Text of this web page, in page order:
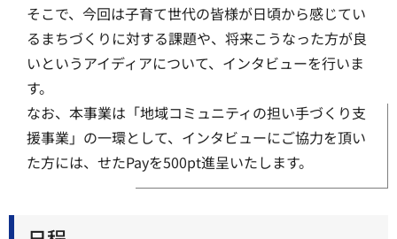
そこで、今回は子育て世代の皆様が日頃から感じてい
るまちづくりに対する課題や、将来こうなった方が良
いというアイディアについて、インタビューを行いま
す。
なお、本事業は「地域コミュニティの担い手づくり支
援事業」の一環として、インタビューにご協力を頂い
た方には、せたPayを500pt進呈いたします。